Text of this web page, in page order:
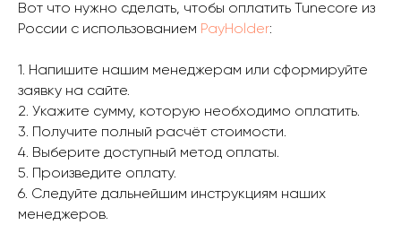
Вот что нужно сделать, чтобы оплатить Tunecore из
России с использованием PayHolder:
1. Напишите нашим менеджерам или сформируйте
заявку на сайте.
2. Укажите сумму, которую необходимо оплатить.
3. Получите полный расчёт стоимости.
4. Выберите доступный метод оплаты.
5. Произведите оплату.
6. Следуйте дальнейшим инструкциям наших
менеджеров.